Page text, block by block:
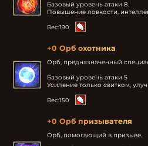
Базовый уровень атаки 8.
Повышение ловкости,
Вес:190
+0 Орб охотника
Орб, предназначенный
Базовый уровень атаки 5
Усиление только свитком,
Вес:150
+0 Орб призывателя
Орб, помогающий в призыве.